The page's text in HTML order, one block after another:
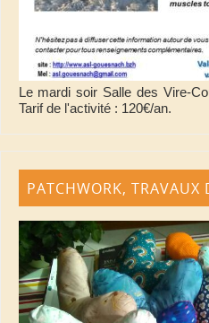
Le mardi soir Salle des Vire-
Tarif de l'activité : 120€/an.
PATCHWORK, TRAVAUX